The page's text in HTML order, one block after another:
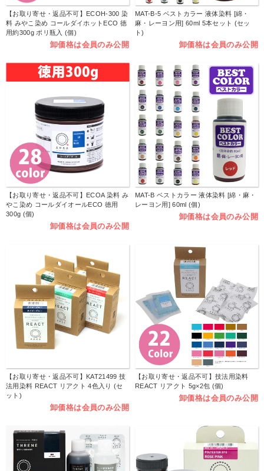
【お取り寄せ・返品不可】ECOH-300 染
料 みやこ染め コールダイホットECO 徳
用約300g ポリ瓶入 (個)
卸価格は会員のみ公開
MAT-B-5 ベストカラー 液体染料 [綿・
麻・レーヨン用] 60ml 5本セット (セッ
ト)
卸価格は会員のみ公開
【お取り寄せ・返品不可】ECOA 染料 み
やこ染め コールダイオールECO 徳用
300g (個)
卸価格は会員のみ公開
MAT-B ベストカラー 液体染料 [綿・麻・
レーヨン用] 60ml (個)
卸価格は会員のみ公開
【お取り寄せ・返品不可】KAT21499 技
法用染料 REACT リアクト 4色入り (セ
ット)
卸価格は会員のみ公開
【お取り寄せ・返品不可】技法用染料
REACT リアクト 5g×2包 (個)
卸価格は会員のみ公開